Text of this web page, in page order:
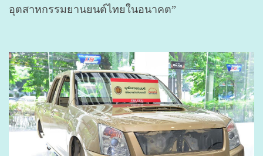
อุตสาหกรรมยานยนต์ไทยในอนาคต”